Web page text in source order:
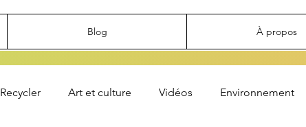
Blog À propos
Recycler Art et culture Vidéos Environnement